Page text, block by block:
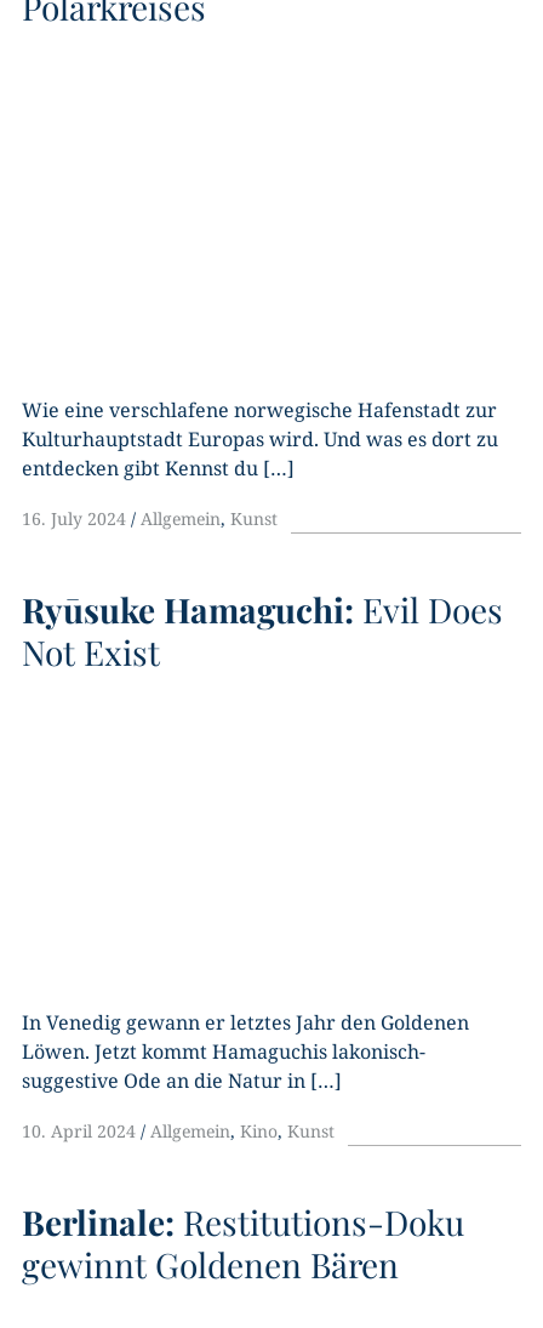
Wie eine verschlafene norwegische Hafenstadt zur
Kulturhauptstadt Europas wird. Und was es dort zu
entdecken gibt Kennst du […]
16. July 2024 Allgemein, Kunst
Ryūsuke Hamaguchi: Evil Does
Not Exist
In Venedig gewann er letztes Jahr den Goldenen
Löwen. Jetzt kommt Hamaguchis lakonisch-
suggestive Ode an die Natur in […]
10. April 2024 Allgemein, Kino, Kunst
Berlinale: Restitutions-Doku
gewinnt Goldenen Bären